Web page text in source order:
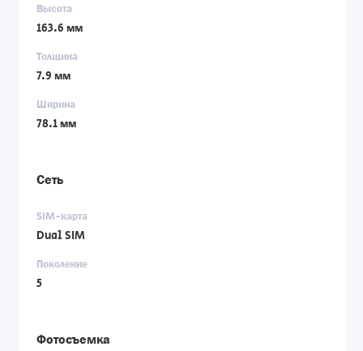
Высота
163.6 мм
Толщина
7.9 мм
Ширина
78.1 мм
Сеть
SIM-карта
Dual SIM
Поколение
5
Фотосъемка